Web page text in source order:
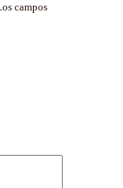
campos